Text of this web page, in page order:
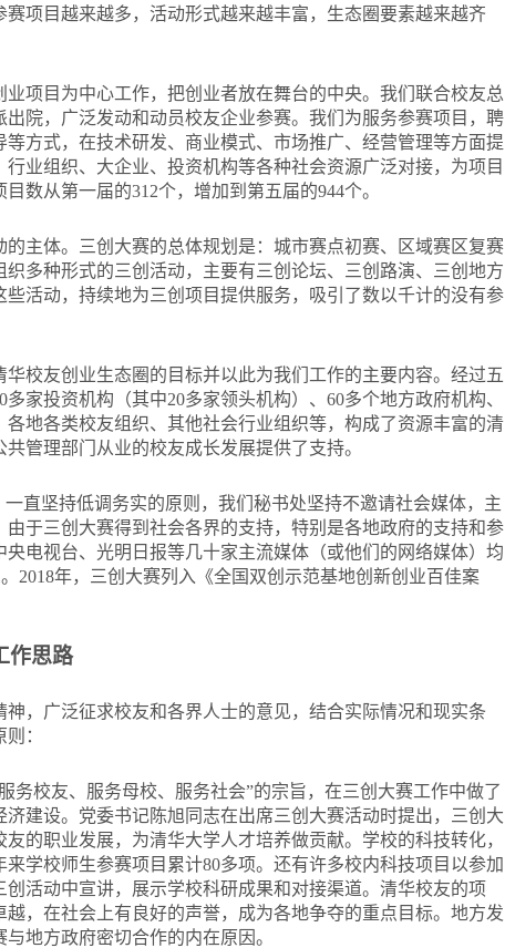
项目越来越多，活动形式越来越丰富，生态圈要素越来越齐
项目为中心工作，把创业者放在舞台的中央。我们联合校友总
院，广泛发动和动员校友企业参赛。我们为服务参赛项目，聘
方式，在技术研发、商业模式、市场推广、经营管理等方面提
业组织、大企业、投资机构等各种社会资源广泛对接，为项目
数从第一届的312个，增加到第五届的944个。
主体。三创大赛的总体规划是：城市赛点初赛、区域赛区复赛
多种形式的三创活动，主要有三创论坛、三创路演、三创地方
活动，持续地为三创项目提供服务，吸引了数以千计的没有参
校友创业生态圈的目标并以此为我们工作的主要内容。经过五
家投资机构（其中20多家领头机构）、60多个地方政府机构、
地各类校友组织、其他社会行业组织等，构成了资源丰富的清
管理部门从业的校友成长发展提供了支持。
直坚持低调务实的原则，我们秘书处坚持不邀请社会媒体，主
于三创大赛得到社会各界的支持，特别是各地政府的支持和参
电视台、光明日报等几十家主流媒体（或他们的网络媒体）均
2018年，三创大赛列入《全国双创示范基地创新创业百佳案
作思路
，广泛征求校友和各界人士的意见，结合实际情况和现实条
：
务校友、服务母校、服务社会”的宗旨，在三创大赛工作中做了
建设。党委书记陈旭同志在出席三创大赛活动时提出，三创大
的职业发展，为清华大学人才培养做贡献。学校的科技转化，
学校师生参赛项目累计80多项。还有许多校内科技项目以参加
活动中宣讲，展示学校科研成果和对接渠道。清华校友的项
，在社会上有良好的声誉，成为各地争夺的重点目标。地方发
地方政府密切合作的内在原因。